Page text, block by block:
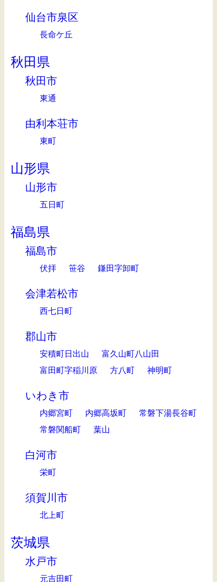
仙台市泉区
長命ケ丘
秋田県
秋田市
東通
由利本荘市
東町
山形県
山形市
五日町
福島県
福島市
伏拝 笹谷 鎌田字卸町
会津若松市
西七日町
郡山市
安積町日出山
富久山町八山田
富田町字稲川原
方八町 神明町
いわき市
内郷宮町 内郷高坂町
常磐下湯長谷町
常磐関船町
葉山
白河市
栄町
須賀川市
北上町
茨城県
水戸市
元吉田町